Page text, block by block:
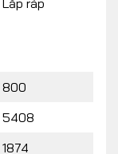
Lắp ráp
800
5408
1874